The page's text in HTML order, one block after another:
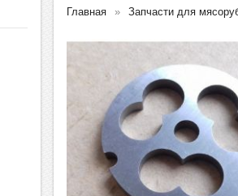
Главная Запчасти для